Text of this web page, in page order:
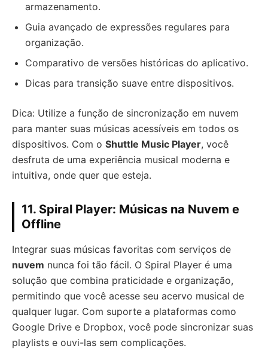
armazenamento.
Guia avançado de expressões regulares para
organização.
Comparativo de versões históricas do aplicativo.
Dicas para transição suave entre dispositivos.
Dica: Utilize a função de sincronização em nuvem
para manter suas músicas acessíveis em todos os
dispositivos. Com o Shuttle Music Player, você
desfruta de uma experiência musical moderna e
intuitiva, onde quer que esteja.
11. Spiral Player: Músicas na Nuvem e
Offline
Integrar suas músicas favoritas com serviços de
nuvem nunca foi tão fácil. O Spiral Player é uma
solução que combina praticidade e organização,
permitindo que você acesse seu acervo musical de
qualquer lugar. Com suporte a plataformas como
Google Drive e Dropbox, você pode sincronizar suas
playlists e ouvi-las sem complicações.